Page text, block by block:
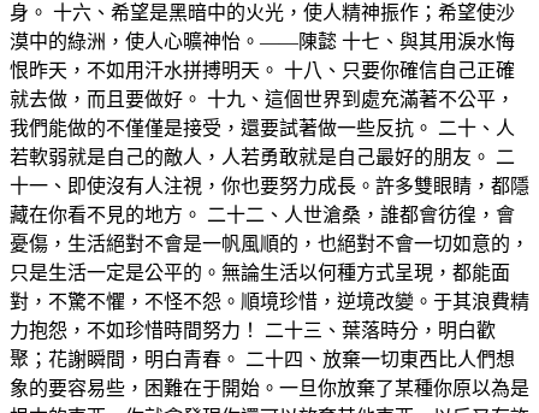
身。 十六、希望是黑暗中的火光，使人精神振作；希望使沙
漠中的綠洲，使人心曠神怡。——陳懿 十七、與其用淚水悔
恨昨天，不如用汗水拼搏明天。 十八、只要你確信自己正確
就去做，而且要做好。 十九、這個世界到處充滿著不公平，
我們能做的不僅僅是接受，還要試著做一些反抗。 二十、人
若軟弱就是自己的敵人，人若勇敢就是自己最好的朋友。 二
十一、即使沒有人注視，你也要努力成長。許多雙眼睛，都隱
藏在你看不見的地方。 二十二、人世滄桑，誰都會彷徨，會
憂傷，生活絕對不會是一帆風順的，也絕對不會一切如意的，
只是生活一定是公平的。無論生活以何種方式呈現，都能面
對，不驚不懼，不怪不怨。順境珍惜，逆境改變。于其浪費精
力抱怨，不如珍惜時間努力！ 二十三、葉落時分，明白歡
聚；花謝瞬間，明白青春。 二十四、放棄一切東西比人們想
象的要容易些，困難在于開始。一旦你放棄了某種你原以為是